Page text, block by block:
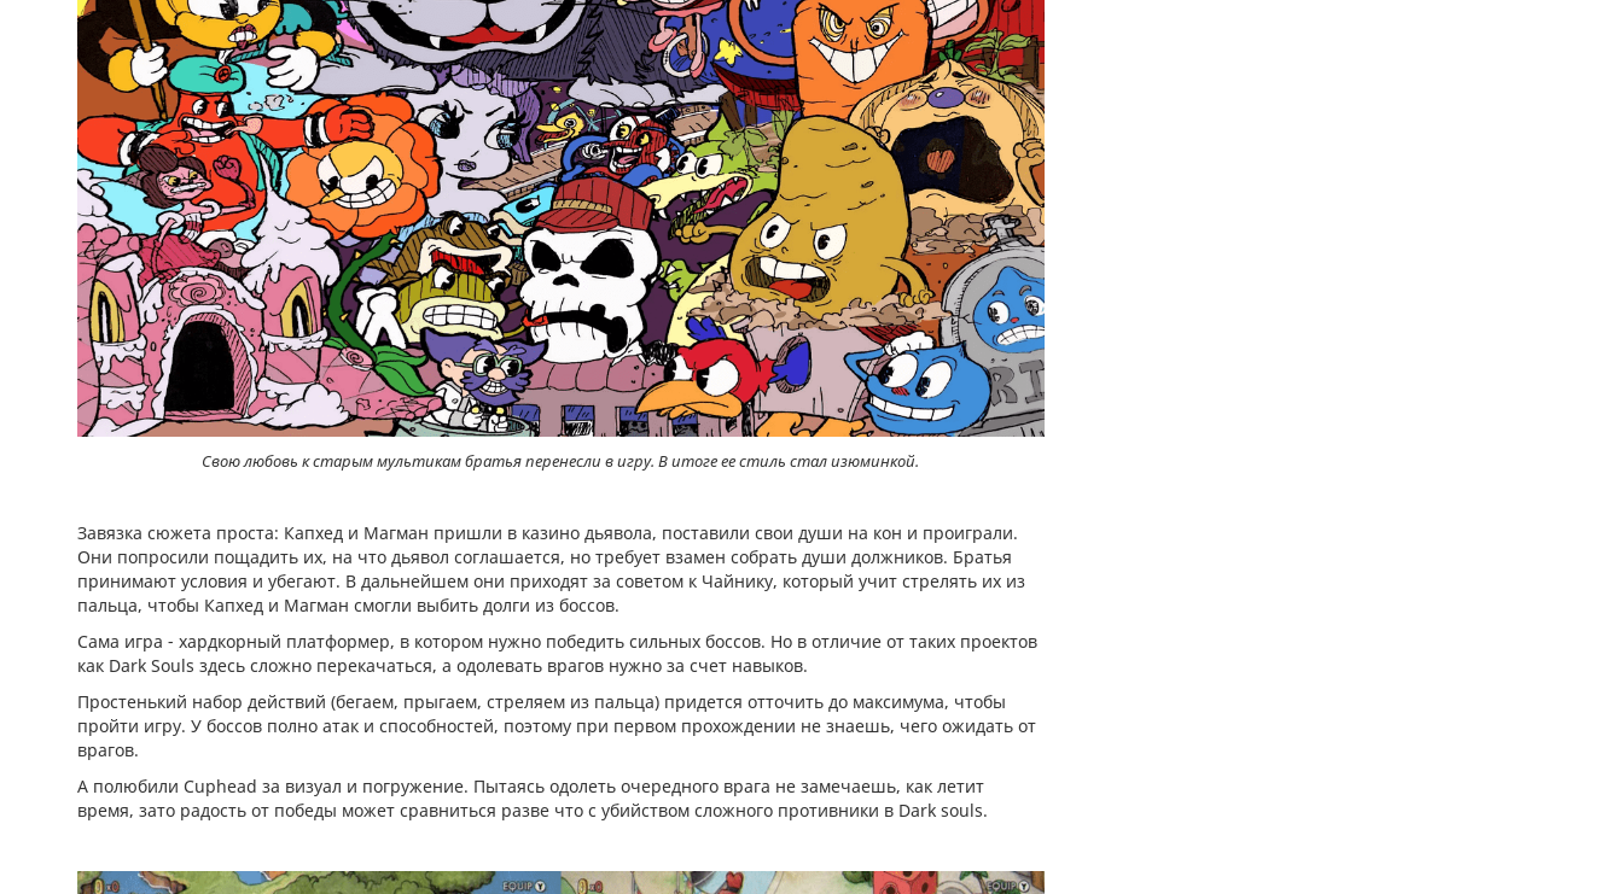
Свою любовь к старым мультикам братья перенесли в игру. В итоге ее стиль стал изюминкой.
Завязка сюжета проста: Капхед и Магман пришли в казино дьявола, поставили свои души на кон и проиграли.
Они попросили пощадить их, на что дьявол соглашается, но требует взамен собрать души должников. Братья
принимают условия и убегают. В дальнейшем они приходят за советом к Чайнику, который учит стрелять их из
пальца, чтобы Капхед и Магман смогли выбить долги из боссов.
Сама игра - хардкорный платформер, в котором нужно победить сильных боссов. Но в отличие от таких проектов
как Dark Souls здесь сложно перекачаться, а одолевать врагов нужно за счет навыков.
Простенький набор действий (бегаем, прыгаем, стреляем из пальца) придется отточить до максимума, чтобы
пройти игру. У боссов полно атак и способностей, поэтому при первом прохождении не знаешь, чего ожидать от
врагов.
А полюбили Cuphead за визуал и погружение. Пытаясь одолеть очередного врага не замечаешь, как летит
время, зато радость от победы может сравниться разве что с убийством сложного противники в Dark souls.